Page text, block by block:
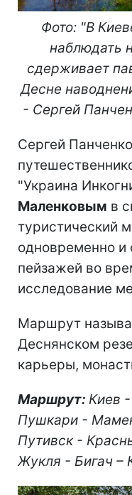
Фото: "В
наблюдать
сдерживает
Десне
- Сергей
Сергей
"Украина
Маленковым в
туристический
одновременно и
пейзажей во
исследование
Маршрут
Деснянском
карьеры,
Маршрут: Киев
Пушкари -
Путивск -
Жукля - Бигач –